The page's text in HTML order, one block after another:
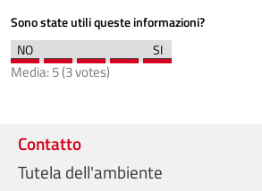
Sono state utili queste informazioni?
Media:5(3votes)
Contatto
Tutela dell'ambiente